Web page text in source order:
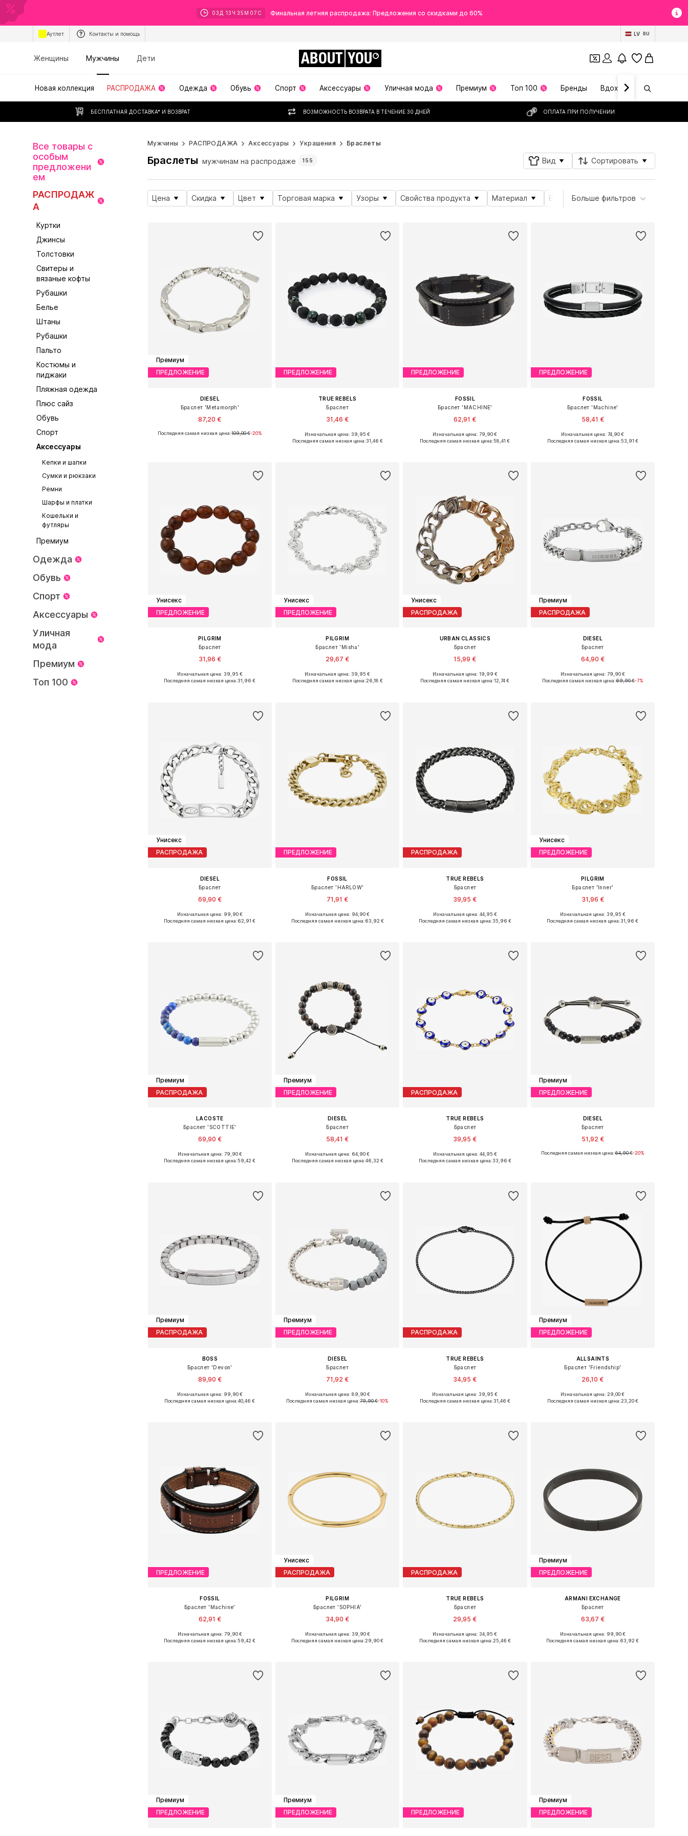
03 Д 13 Ч 35 М 06 С Финальная летняя распродажа: Предложения со скидками до 60%
Аутлет Контакты и помощь LV RU
Женщины Мужчины Дети ABOUT YOU
Новая коллекция РАСПРОДАЖА Одежда Обувь Спорт Аксессуары Уличная мода Премиум Топ 100 Бренды Вдохновение
БЕСПЛАТНАЯ ДОСТАВКА* И ВОЗВРАТ ВОЗМОЖНОСТЬ ВОЗВРАТА В ТЕЧЕНИЕ 30 ДНЕЙ ОПЛАТА ПРИ ПОЛУЧЕНИИ
Все товары с
особым
предложени
ем
РАСПРОДАЖ
А
Куртки
Джинсы
Толстовки
Свитеры и
вязаные кофты
Рубашки
Белье
Штаны
Рубашки
Пальто
Костюмы и
пиджаки
Пляжная одежда
Плюс сайз
Обувь
Спорт
Аксессуары
Кепки и шапки
Сумки и рюкзаки
Ремни
Шарфы и платки
Кошельки и
футляры
Премиум
Одежда
Обувь
Спорт
Аксессуары
Уличная
мода
Премиум
Топ 100
Мужчины РАСПРОДАЖА Аксессуары Украшения Браслеты
Браслеты мужчинам на распродаже 155 Вид Сортировать
Цена Скидка Цвет Торговая марка Узоры Свойства продукта Материал Вид украшений Тип камня
Больше фильтров
Премиум
ПРЕДЛОЖЕНИЕ
DIESEL
Браслет 'Metamorph'
87,20 €
Доступные размеры: One Size
Последняя самая низкая цена:109,00 €-20%
ПРЕДЛОЖЕНИЕ
TRUE REBELS
Браслет
31,46 €
Доступные размеры: One Size
Изначальная цена: 39,95 €
Последняя самая низкая цена:31,46 €
ПРЕДЛОЖЕНИЕ
FOSSIL
Браслет 'MACHINE'
62,91 €
Доступные размеры: One Size
Изначальная цена: 79,90 €
Последняя самая низкая цена:58,41 €
ПРЕДЛОЖЕНИЕ
FOSSIL
Браслет 'Machine'
58,41 €
Доступные размеры: One Size
Изначальная цена: 74,90 €
Последняя самая низкая цена:53,91 €
Унисекс
ПРЕДЛОЖЕНИЕ
PILGRIM
Браслет
31,96 €
Доступные размеры: One Size
Изначальная цена: 39,95 €
Последняя самая низкая цена:31,96 €
Унисекс
ПРЕДЛОЖЕНИЕ
PILGRIM
Браслет 'Misha'
29,67 €
Доступные размеры: One Size
Изначальная цена: 39,95 €
Последняя самая низкая цена:26,18 €
Унисекс
РАСПРОДАЖА
URBAN CLASSICS
Браслет
15,99 €
Доступные размеры: S/M, L/XL
Изначальная цена: 19,99 €
Последняя самая низкая цена:12,74 €
Премиум
РАСПРОДАЖА
DIESEL
Браслет
64,90 €
Доступные размеры: One Size
Изначальная цена: 79,90 €
Последняя самая низкая цена:69,90 €-7%
Унисекс
РАСПРОДАЖА
DIESEL
Браслет
69,90 €
Доступные размеры: One Size
Изначальная цена: 99,90 €
Последняя самая низкая цена:62,91 €
ПРЕДЛОЖЕНИЕ
FOSSIL
Браслет 'HARLOW'
71,91 €
Доступные размеры: One Size
Изначальная цена: 94,90 €
Последняя самая низкая цена:63,92 €
РАСПРОДАЖА
TRUE REBELS
Браслет
39,95 €
Доступные размеры: 17, 21, 23
Изначальная цена: 44,95 €
Последняя самая низкая цена:35,96 €
Унисекс
ПРЕДЛОЖЕНИЕ
PILGRIM
Браслет 'Inner'
31,96 €
Доступные размеры: One Size
Изначальная цена: 39,95 €
Последняя самая низкая цена:31,96 €
Премиум
РАСПРОДАЖА
LACOSTE
Браслет 'SCOTTIE'
69,90 €
Доступные размеры: One Size
Изначальная цена: 79,90 €
Последняя самая низкая цена:59,42 €
Премиум
ПРЕДЛОЖЕНИЕ
DIESEL
Браслет
58,41 €
Доступные размеры: One Size
Изначальная цена: 64,90 €
Последняя самая низкая цена:46,32 €
РАСПРОДАЖА
TRUE REBELS
Браслет
39,95 €
Доступные размеры: 21
Изначальная цена: 44,95 €
Последняя самая низкая цена:33,96 €
Премиум
ПРЕДЛОЖЕНИЕ
DIESEL
Браслет
51,92 €
Доступные размеры: One Size
Последняя самая низкая цена:64,90 €-20%
Премиум
РАСПРОДАЖА
BOSS
Браслет 'Devon'
89,90 €
Доступные размеры: One Size
Изначальная цена: 99,90 €
Последняя самая низкая цена:40,46 €
Премиум
ПРЕДЛОЖЕНИЕ
DIESEL
Браслет
71,92 €
Доступные размеры: One Size
Изначальная цена: 89,90 €
Последняя самая низкая цена:79,90 €-10%
РАСПРОДАЖА
TRUE REBELS
Браслет
34,95 €
Доступные размеры: 19, 21
Изначальная цена: 39,95 €
Последняя самая низкая цена:31,46 €
Премиум
ПРЕДЛОЖЕНИЕ
ALLSAINTS
Браслет 'Friendship'
26,10 €
Доступные размеры: One Size
Изначальная цена: 29,00 €
Последняя самая низкая цена:23,20 €
ПРЕДЛОЖЕНИЕ
FOSSIL
Браслет 'Machine'
62,91 €
Доступные размеры: One Size
Изначальная цена: 79,90 €
Последняя самая низкая цена:59,42 €
Унисекс
РАСПРОДАЖА
PILGRIM
Браслет 'SOPHIA'
34,90 €
Доступные размеры: One Size
Изначальная цена: 39,90 €
Последняя самая низкая цена:29,90 €
РАСПРОДАЖА
TRUE REBELS
Браслет
29,95 €
Доступные размеры: 21
Изначальная цена: 34,95 €
Последняя самая низкая цена:25,46 €
Премиум
ПРЕДЛОЖЕНИЕ
ARMANI EXCHANGE
Браслет
63,67 €
Доступные размеры: One Size
Изначальная цена: 99,90 €
Последняя самая низкая цена:63,92 €
Премиум
ПРЕДЛОЖЕНИЕ
Премиум
ПРЕДЛОЖЕНИЕ
ПРЕДЛОЖЕНИЕ
Премиум
ПРЕДЛОЖЕНИЕ